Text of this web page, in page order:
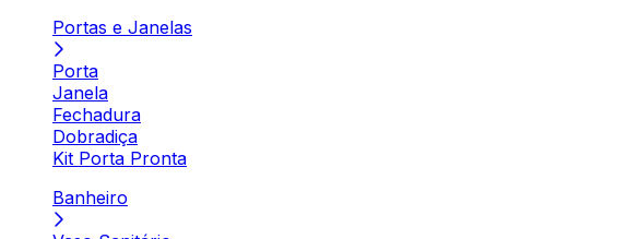
Portas e Janelas
Porta
Janela
Fechadura
Dobradiça
Kit Porta Pronta
Banheiro